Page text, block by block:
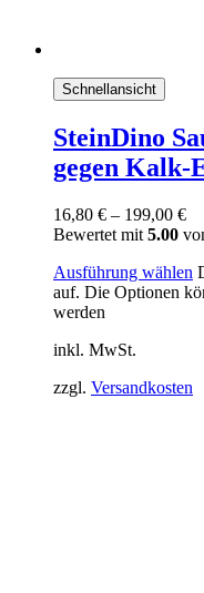
Schnellansicht
SteinDino
gegen Kalk-
16,80 € – 199,00 €
Bewertet mit 5.00
Ausführung wählen
auf. Die Optionen
werden
inkl. MwSt.
zzgl. Versandkosten